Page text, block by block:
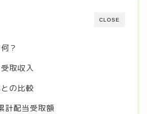
CLOSE
？
取収入
の比較
計配当受取額